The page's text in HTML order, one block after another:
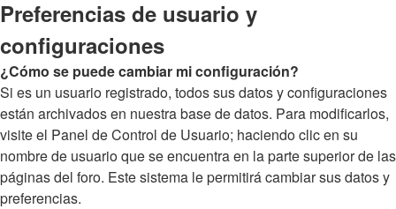
Preferencias de usuario y
configuraciones
¿Cómo se puede cambiar mi configuración?
Si es un usuario registrado, todos sus datos y configuraciones
están archivados en nuestra base de datos. Para modificarlos,
visite el Panel de Control de Usuario; haciendo clic en su
nombre de usuario que se encuentra en la parte superior de las
páginas del foro. Este sistema le permitirá cambiar sus datos y
preferencias.